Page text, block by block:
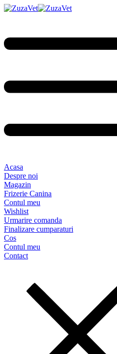
Acasa
Despre noi
Magazin
Frizerie Canina
Contul meu
Wishlist
Urmarire comanda
Finalizare cumparaturi
Cos
Contul meu
Contact